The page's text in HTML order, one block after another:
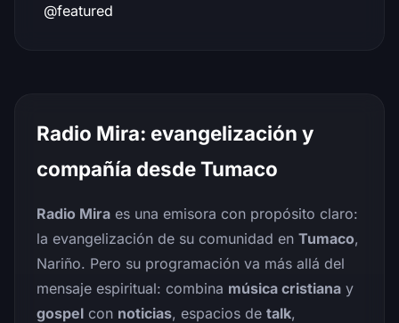
@featured
Radio Mira: evangelización y
compañía desde Tumaco
Radio Mira es una emisora con propósito claro:
la evangelización de su comunidad en Tumaco,
Nariño. Pero su programación va más allá del
mensaje espiritual: combina música cristiana y
gospel con noticias, espacios de talk,